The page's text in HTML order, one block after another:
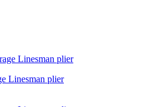
Linesman plier